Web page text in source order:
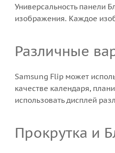
Универсальность панели
изображения. Каждое
Различные
Samsung Flip может
качестве календаря,
использовать дисплей
Прокрутка и